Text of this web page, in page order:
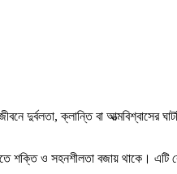
দুর্বলতা, ক্লান্তি বা
শক্তি ও সহনশীলতা বজায় থাকে।